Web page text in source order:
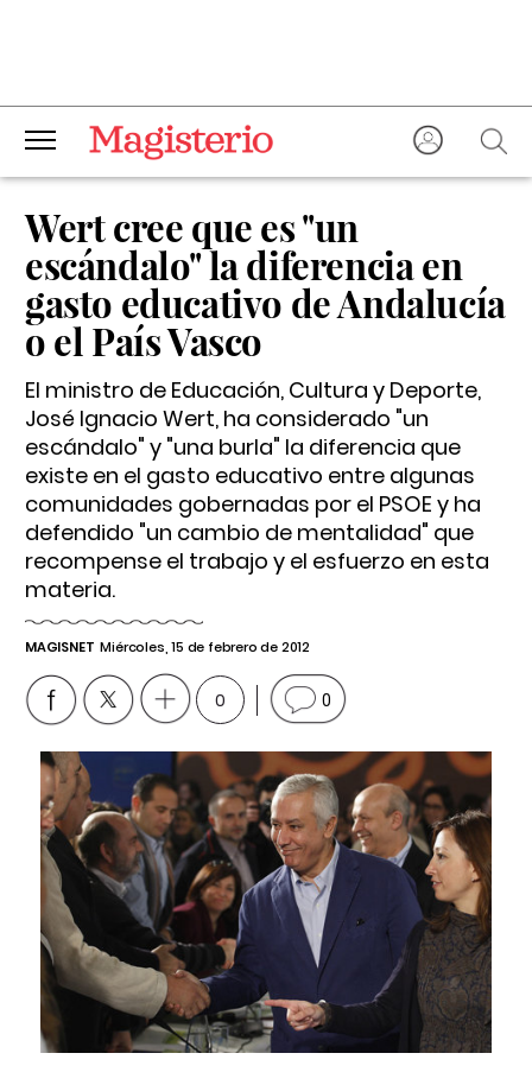
Wert cree que es "un
escándalo" la diferencia en
gasto educativo de Andalucía
o el País Vasco
El ministro de Educación, Cultura y Deporte,
José Ignacio Wert, ha considerado "un
escándalo" y "una burla" la diferencia que
existe en el gasto educativo entre algunas
comunidades gobernadas por el PSOE y ha
defendido "un cambio de mentalidad" que
recompense el trabajo y el esfuerzo en esta
materia.
MAGISNET Miércoles, 15 de febrero de 2012
0 0